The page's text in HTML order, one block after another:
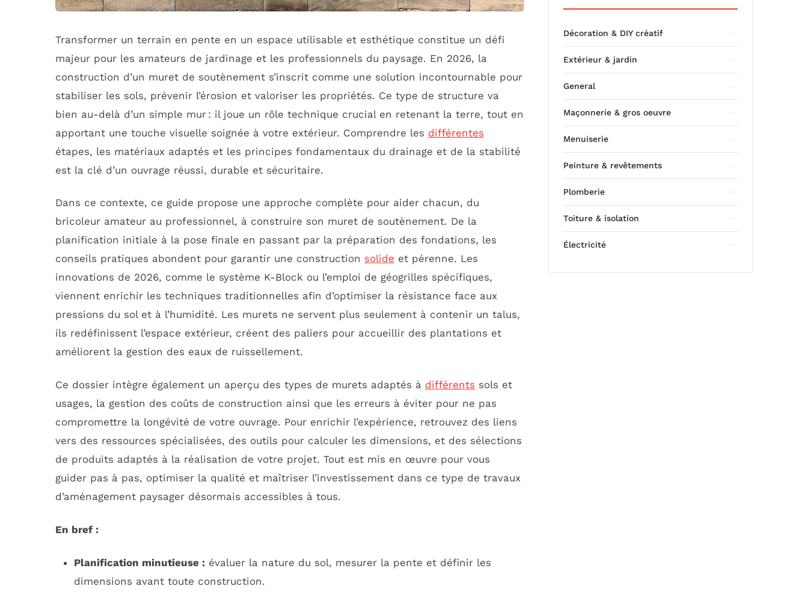
Transformer un terrain en pente en un espace utilisable et esthétique constitue un défi
majeur pour les amateurs de jardinage et les professionnels du paysage. En 2026, la
construction d’un muret de soutènement s’inscrit comme une solution incontournable pour
stabiliser les sols, prévenir l’érosion et valoriser les propriétés. Ce type de structure va
bien au-delà d’un simple mur : il joue un rôle technique crucial en retenant la terre, tout en
apportant une touche visuelle soignée à votre extérieur. Comprendre les différentes
étapes, les matériaux adaptés et les principes fondamentaux du drainage et de la stabilité
est la clé d’un ouvrage réussi, durable et sécuritaire.
Dans ce contexte, ce guide propose une approche complète pour aider chacun, du
bricoleur amateur au professionnel, à construire son muret de soutènement. De la
planification initiale à la pose finale en passant par la préparation des fondations, les
conseils pratiques abondent pour garantir une construction solide et pérenne. Les
innovations de 2026, comme le système K-Block ou l’emploi de géogrilles spécifiques,
viennent enrichir les techniques traditionnelles afin d’optimiser la résistance face aux
pressions du sol et à l’humidité. Les murets ne servent plus seulement à contenir un talus,
ils redéfinissent l’espace extérieur, créent des paliers pour accueillir des plantations et
améliorent la gestion des eaux de ruissellement.
Ce dossier intègre également un aperçu des types de murets adaptés à différents sols et
usages, la gestion des coûts de construction ainsi que les erreurs à éviter pour ne pas
compromettre la longévité de votre ouvrage. Pour enrichir l’expérience, retrouvez des liens
vers des ressources spécialisées, des outils pour calculer les dimensions, et des sélections
de produits adaptés à la réalisation de votre projet. Tout est mis en œuvre pour vous
guider pas à pas, optimiser la qualité et maîtriser l’investissement dans ce type de travaux
d’aménagement paysager désormais accessibles à tous.
En bref :
Planification minutieuse :évaluer la nature du sol, mesurer la pente et définir les
dimensions avant toute construction.
Décoration & DIY créatif
Extérieur & jardin
General
Maçonnerie & gros oeuvre
Menuiserie
Peinture & revêtements
Plomberie
Toiture & isolation
Électricité